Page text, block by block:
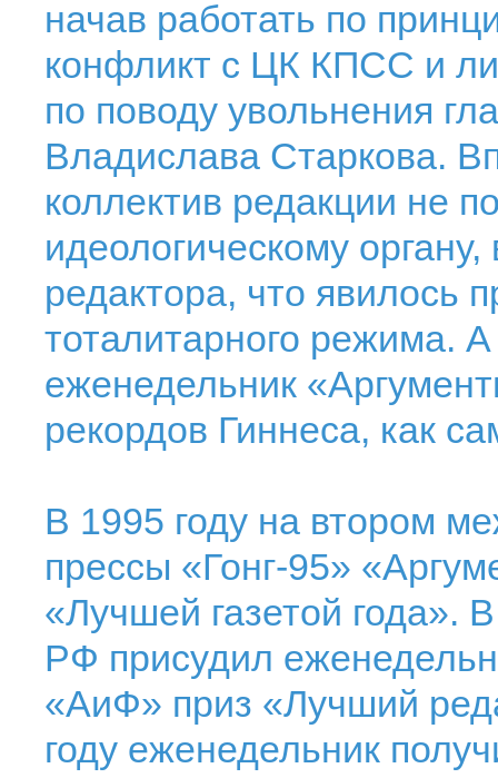
начав работать по
конфликт с ЦК КПСС и
по поводу увольнения
Владислава Старкова.
коллектив редакции не
идеологическому
редактора, что явилось
тоталитарного режима. А
еженедельник
рекордов Гиннеса, как
В 1995 году на втором
прессы «Гонг-95»
«Лучшей газетой года».
РФ присудил
«АиФ» приз «Лучший
году еженедельник